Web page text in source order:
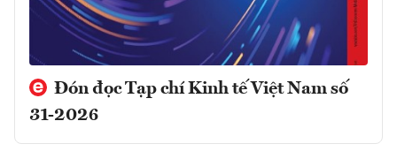
Đón đọc Tạp chí Kinh tế Việt Nam số
31-2026